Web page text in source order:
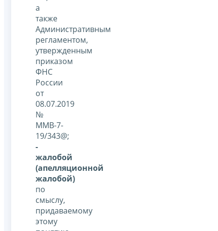
а
также
Административным
регламентом,
утвержденным
приказом
ФНС
России
от
08.07.2019
№
ММВ-7-
19/343@;
-
жалобой
(апелляционной
жалобой)
по
смыслу,
придаваемому
этому